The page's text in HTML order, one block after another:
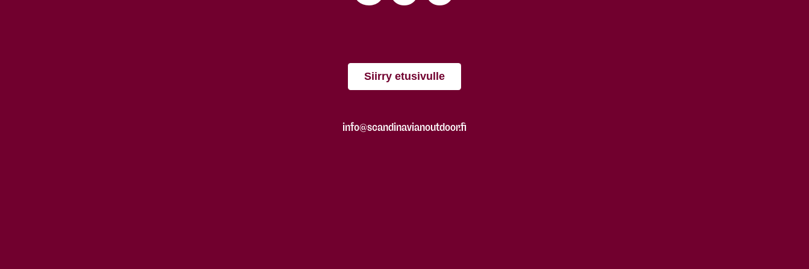
Siirry etusivulle
info@scandinavianoutdoor.fi